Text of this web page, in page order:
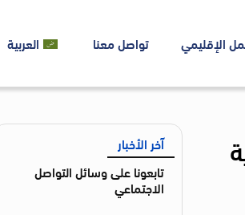
الإقليمي تواصل معنا العربية
آخر الأخبار
تابعونا على وسائل التواصل
الاجتماعي